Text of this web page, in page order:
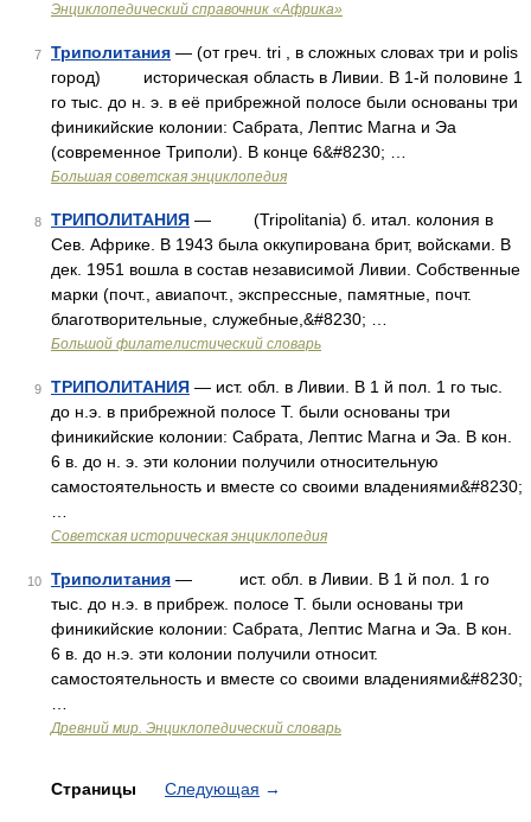
Энциклопедический справочник «Африка»
7 Триполитания — (от греч. tri , в сложных словах три и pоlis
город) историческая область в Ливии. В 1‑й половине 1
го тыс. до н. э. в её прибрежной полосе были основаны три
финикийские колонии: Сабрата, Лептис Магна и Эа
(современное Триполи). В конце 6&#8230; …
Большая советская энциклопедия
8 ТРИПОЛИТАНИЯ — (Tripolitania) б. итал. колония в
Сев. Африке. В 1943 была оккупирована брит, войсками. В
дек. 1951 вошла в состав независимой Ливии. Собственные
марки (почт., авиапочт., экспрессные, памятные, почт.
благотворительные, служебные,&#8230; …
Большой филателистический словарь
9 ТРИПОЛИТАНИЯ — ист. обл. в Ливии. В 1 й пол. 1 го тыс.
до н.э. в прибрежной полосе Т. были основаны три
финикийские колонии: Сабрата, Лептис Магна и Эа. В кон.
6 в. до н. э. эти колонии получили относительную
самостоятельность и вместе со своими владениями&#8230;
Советская историческая энциклопедия
10 Триполитания — ист. обл. в Ливии. В 1 й пол. 1 го
тыс. до н.э. в прибреж. полосе Т. были основаны три
финикийские колонии: Сабрата, Лептис Магна и Эа. В кон.
6 в. до н.э. эти колонии получили относит.
самостоятельность и вместе со своими владениями&#8230;
Древний мир. Энциклопедический словарь
Страницы Следующая →